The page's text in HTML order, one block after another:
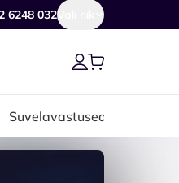
6248 032Vali riik
Suvelavastused